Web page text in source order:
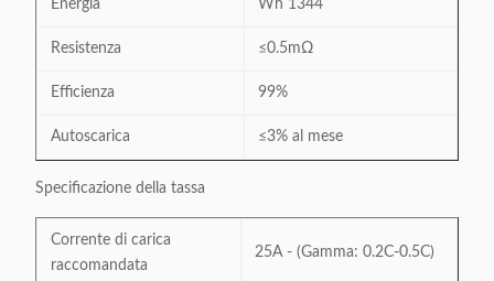
Energia Wh 1344
Resistenza ≤0.5mΩ
Efficienza 99%
Autoscarica ≤3% al mese
Specificazione della tassa
Corrente di carica
raccomandata
25A - (Gamma: 0.2C-0.5C)